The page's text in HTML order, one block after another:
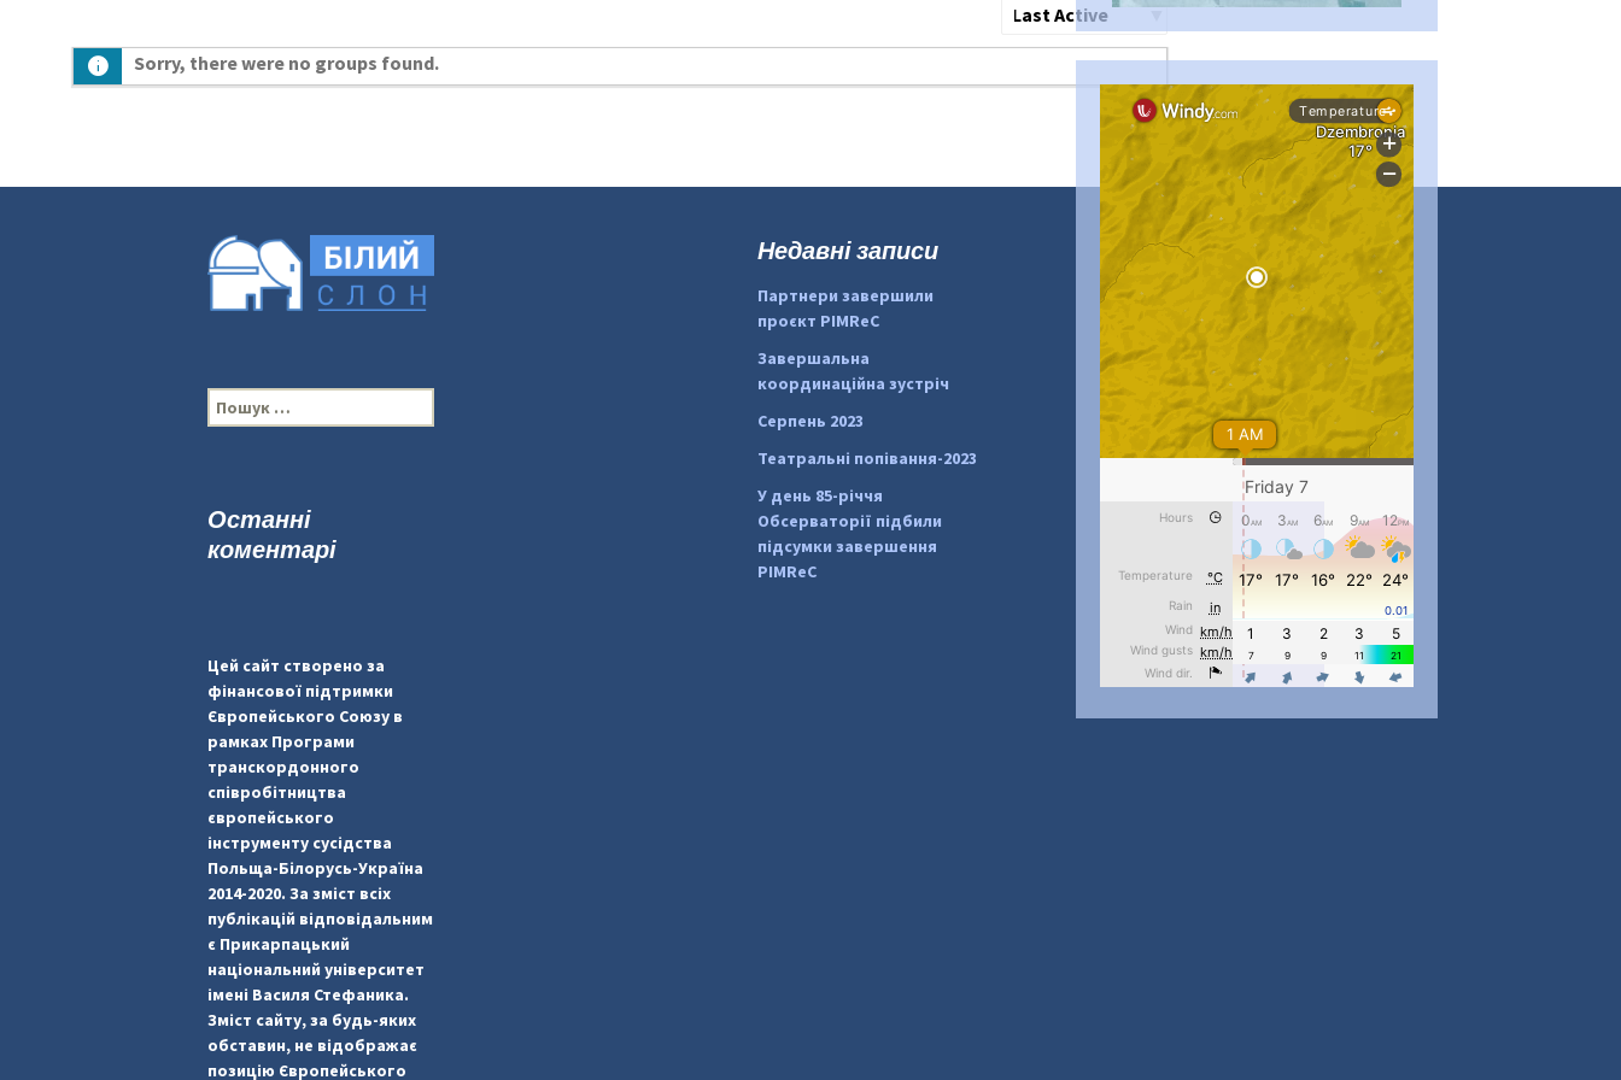
Сортувати
Sorry, there were no groups found.
#PipIvanToday...
pimrec_project
#PipIvanToday ...
pimrec_project
П
о
:
Недавні записи
Партнери завершили
проєкт PIMReC
Завершальна
координаційна зустріч
Серпень 2023
Театральні попівання-2023
У день 85-річчя
Обсерваторії підбили
підсумки завершення
PIMReC
Останні
коментарі
Цей сайт створено за
фінансової підтримки
Європейського Союзу в
рамках Програми
транскордонного
співробітництва
європейського
інструменту сусідства
Польща-Білорусь-Україна
2014-2020. За зміст всіх
публікацій відповідальним
є Прикарпацький
національний університет
імені Василя Стефаника.
Зміст сайту, за будь-яких
обставин, не відображає
позицію Європейського